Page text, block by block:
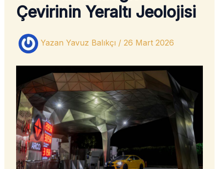
Çevirinin Yeraltı Jeolojisi
Yazan Yavuz Balıkçı / 26 Mart 2026